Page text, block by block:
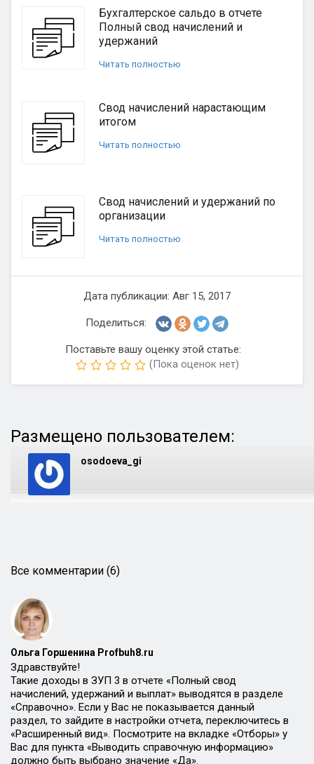
Бухгалтерское сальдо в отчете
Полный свод начислений и
удержаний
Читать полностью
Свод начислений нарастающим
итогом
Читать полностью
Свод начислений и удержаний по
организации
Читать полностью
Дата публикации: Авг 15, 2017
Поделиться:
Поставьте вашу оценку этой статье:
(Пока оценок нет)
Размещено пользователем:
osodoeva_gi
Все комментарии (6)
Ольга Горшенина Profbuh8.ru
Здравствуйте!
Такие доходы в ЗУП 3 в отчете «Полный свод
начислений, удержаний и выплат» выводятся в разделе
«Справочно». Если у Вас не показывается данный
раздел, то зайдите в настройки отчета, переключитесь в
«Расширенный вид». Посмотрите на вкладке «Отборы» у
Вас для пункта «Выводить справочную информацию»
должно быть выбрано значение «Да».